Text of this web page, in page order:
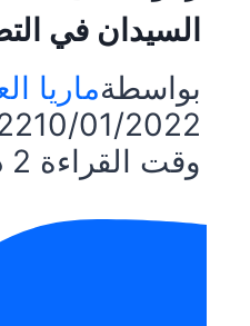
السيدان في
بواسطةماريا
10/01/2022
وقت القراءة